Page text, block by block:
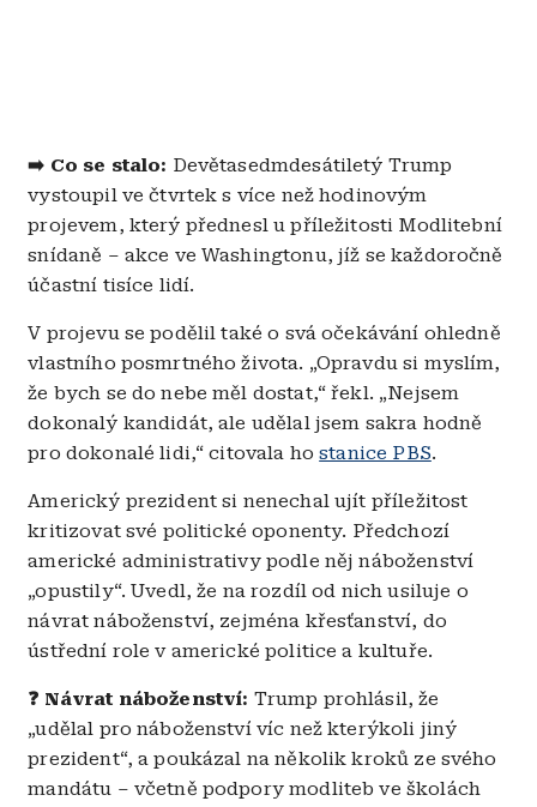
➡️ Co se stalo: Devětasedmdesátiletý Trump
vystoupil ve čtvrtek s více než hodinovým
projevem, který přednesl u příležitosti Modlitební
snídaně – akce ve Washingtonu, jíž se každoročně
účastní tisíce lidí.
V projevu se podělil také o svá očekávání ohledně
vlastního posmrtného života. „Opravdu si myslím,
že bych se do nebe měl dostat,“ řekl. „Nejsem
dokonalý kandidát, ale udělal jsem sakra hodně
pro dokonalé lidi,“ citovala hostanice PBS.
Americký prezident si nenechal ujít příležitost
kritizovat své politické oponenty. Předchozí
americké administrativy podle něj náboženství
„opustily“. Uvedl, že na rozdíl od nich usiluje o
návrat náboženství, zejména křesťanství, do
ústřední role v americké politice a kultuře.
❓ Návrat náboženství: Trump prohlásil, že
„udělal pro náboženství víc než kterýkoli jiný
prezident“, a poukázal na několik kroků ze svého
mandátu – včetně podpory modliteb ve školách